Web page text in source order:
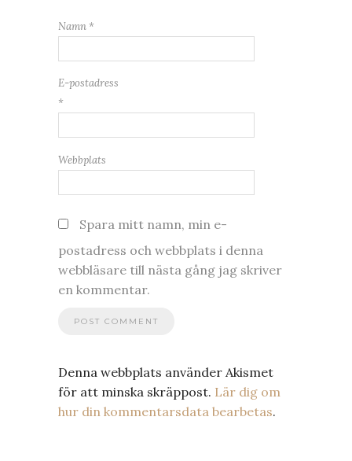
Namn *
E-postadress
*
Webbplats
Spara mitt namn, min e-
postadress och webbplats i denna
webbläsare till nästa gång jag skriver
en kommentar.
Denna webbplats använder Akismet
för att minska skräppost. Lär dig om
hur din kommentarsdata bearbetas.